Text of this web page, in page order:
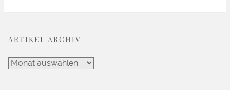
die
Nationalparkregion
ARTIKEL ARCHIV
Artikel